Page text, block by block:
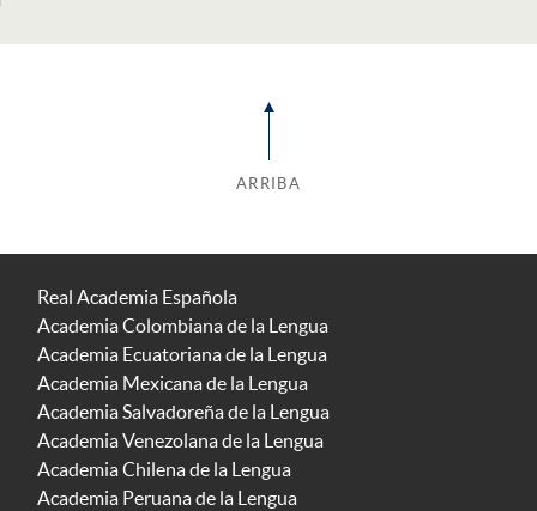
ARRIBA
Real Academia Española
Academia Colombiana de la Lengua
Academia Ecuatoriana de la Lengua
Academia Mexicana de la Lengua
Academia Salvadoreña de la Lengua
Academia Venezolana de la Lengua
Academia Chilena de la Lengua
Academia Peruana de la Lengua